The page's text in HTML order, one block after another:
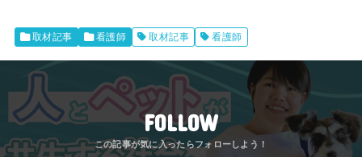
取材記事 看護師 取材記事 看護師
FOLLOW